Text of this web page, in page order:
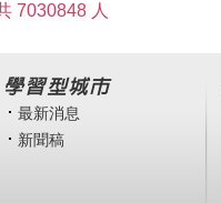
7030848 人
學習型城市
最新消息
新聞稿